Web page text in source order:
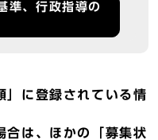
準、行政指導の
」に登録されている情
合は、ほかの「募集状